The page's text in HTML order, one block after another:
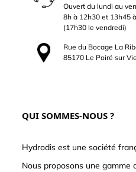
Ouvert du lundi au
8h à 12h30 et 13h45
(17h30 le vendredi)
Rue du Bocage La
85170 Le Poiré sur Vie
QUI SOMMES-NOUS ?
Hydrodis est une société
Nous proposons une